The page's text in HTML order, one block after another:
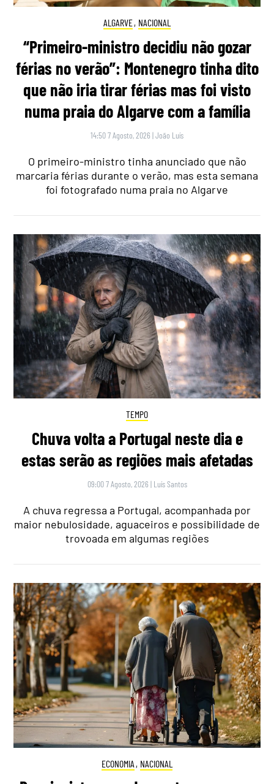
ALGARVE, NACIONAL
“Primeiro-ministro decidiu não gozar
férias no verão”: Montenegro tinha dito
que não iria tirar férias mas foi visto
numa praia do Algarve com a família
14:50 7 Agosto, 2026 |João Luís
O primeiro-ministro tinha anunciado que não
marcaria férias durante o verão, mas esta semana
foi fotografado numa praia no Algarve
TEMPO
Chuva volta a Portugal neste dia e
estas serão as regiões mais afetadas
09:00 7 Agosto, 2026 | Luís Santos
A chuva regressa a Portugal, acompanhada por
maior nebulosidade, aguaceiros e possibilidade de
trovoada em algumas regiões
ECONOMIA , NACIONAL